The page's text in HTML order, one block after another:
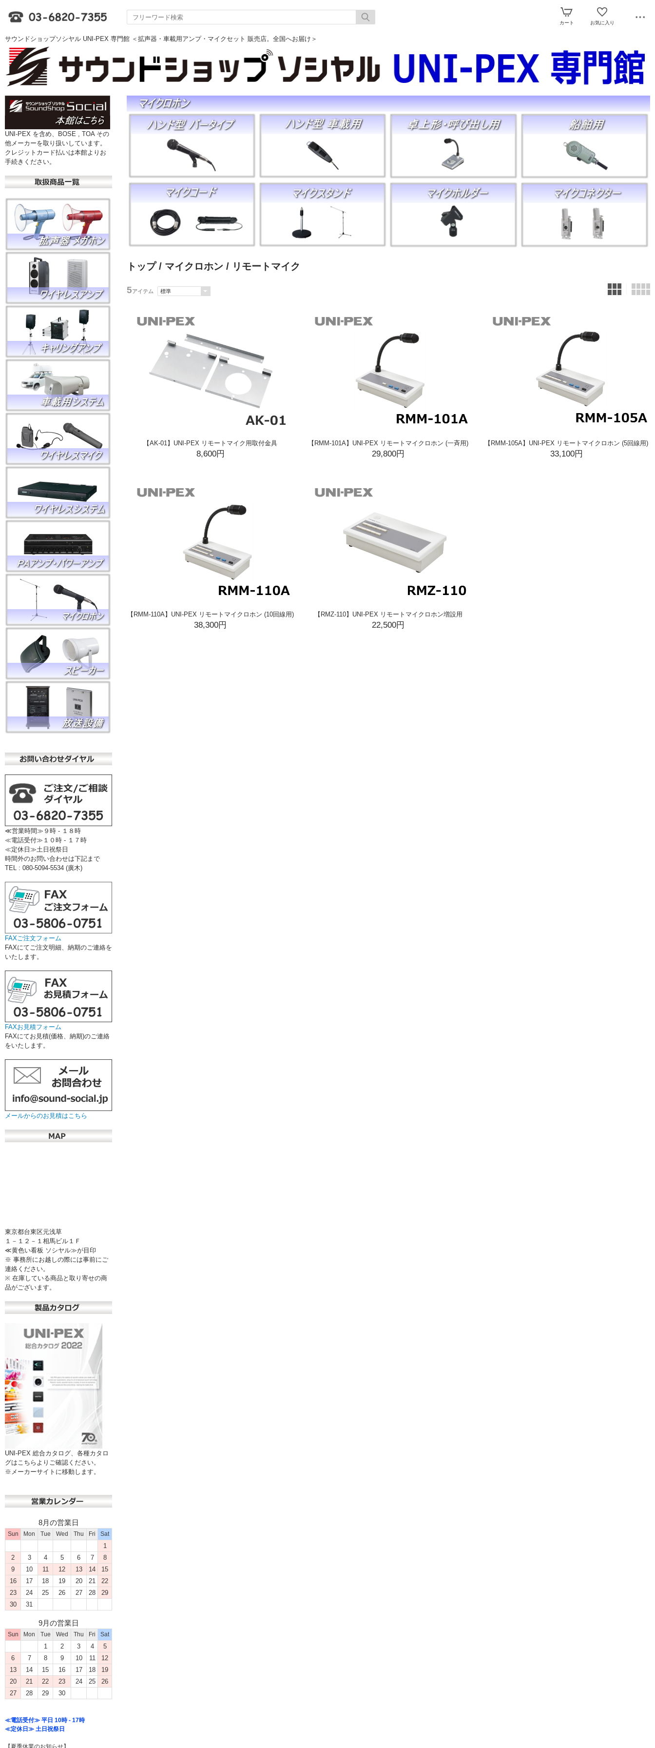
カート お気に入り
サウンドショップソシヤル UNI-PEX 専門館 ＜拡声器・車載用アンプ・マイクセット 販売店。全国へお届け＞
UNI-PEX を含め、BOSE , TOA その
他メーカーを取り扱いしています。
クレジットカード払いは本館よりお
手続きください。
≪営業時間≫９時 - １８時
≪電話受付≫１０時 - １７時
≪定休日≫土日祝祭日
時間外のお問い合わせは下記まで
TEL : 080-5094-5534 (廣木)
FAXご注文フォーム
FAXにてご注文明細、納期のご連絡を
いたします。
FAXお見積フォーム
FAXにてお見積(価格、納期)のご連絡
をいたします。
メールからのお見積はこちら
東京都台東区元浅草
１－１２－１相馬ビル１Ｆ
≪黄色い看板 ソシヤル≫が目印
※ 事務所にお越しの際には事前にご
連絡ください。
※ 在庫している商品と取り寄せの商
品がございます。
UNI-PEX 総合カタログ、各種カタロ
グはこちらよりご確認ください。
※メーカーサイトに移動します。
8月の営業日
Sun Mon Tue Wed Thu Fri Sat
1
2
3 4 5 6 7
8
9
10 11 12 13 14
15
16
17 18 19 20 21
22
23
24 25 26 27 28
29
30
31
9月の営業日
Sun Mon Tue Wed Thu Fri Sat
1 2 3 4
5
6
7 8 9 10 11
12
13
14 15 16 17 18
19
20
21 22 23 24 25
26
27
28 29 30
≪電話受付≫ 平日 10時 - 17時
≪定休日≫ 土日祝祭日
トップ/ マイクロホン / リモートマイク
5アイテム
【AK-01】UNI-PEX リモートマイク用取付金具
8,600円
【RMM-101A】UNI-PEX リモートマイクロホン (一斉用)
29,800円
【RMM-105A】UNI-PEX リモートマイクロホン (5回線用)
33,100円
【RMM-110A】UNI-PEX リモートマイクロホン (10回線用)
38,300円
【RMZ-110】UNI-PEX リモートマイクロホン増設用
22,500円